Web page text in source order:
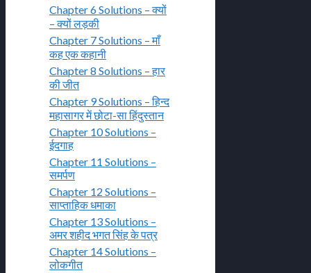
Chapter 6 Solutions – क्यों
– क्यों लड़की
Chapter 7 Solutions – माँ
कह एक कहानी
Chapter 8 Solutions – हार
की जीत
Chapter 9 Solutions – हिन्द
महासागर में छोटा-सा हिंदुस्तान
Chapter 10 Solutions –
ईदगाह
Chapter 11 Solutions –
समर्पण
Chapter 12 Solutions –
साप्ताहिक धमाका
Chapter 13 Solutions –
अमर शहीद भगत सिंह के पत्र
Chapter 14 Solutions –
लोकगीत